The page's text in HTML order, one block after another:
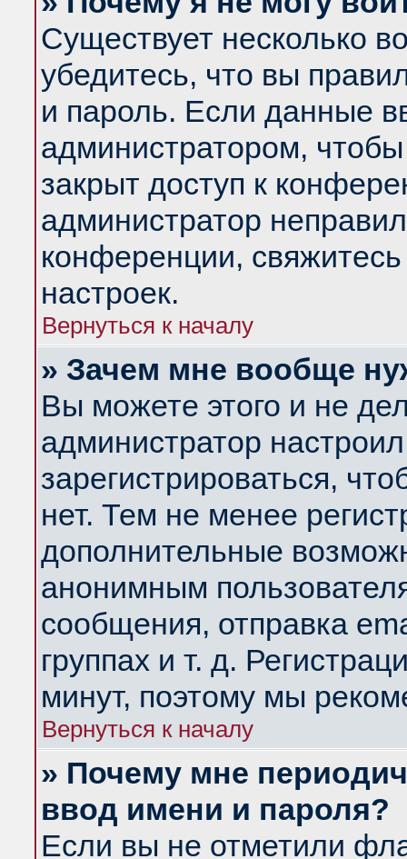
Существует несколько
убедитесь, что вы
и пароль. Если данные
администратором,
закрыт доступ к
администратор
конференции,
настроек.
Вернуться к началу
» Зачем мне вообще
Вы можете этого и не
администратор
зарегистрироваться,
нет. Тем не менее
дополнительные
анонимным
сообщения, отправка
группах и т. д.
минут, поэтому мы
Вернуться к началу
» Почему мне
ввод имени и пароля?
Если вы не отметили